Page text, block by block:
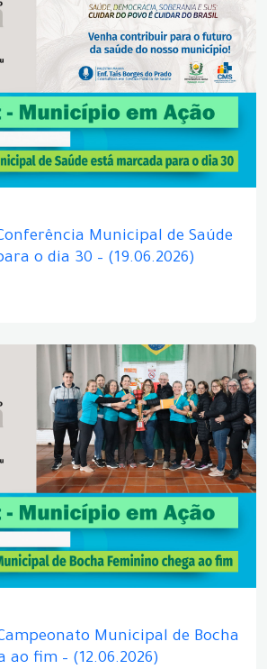
Municipal de Saúde
o dia 30 – (19.06.2026)
Municipal de Bocha
ao fim – (12.06.2026)